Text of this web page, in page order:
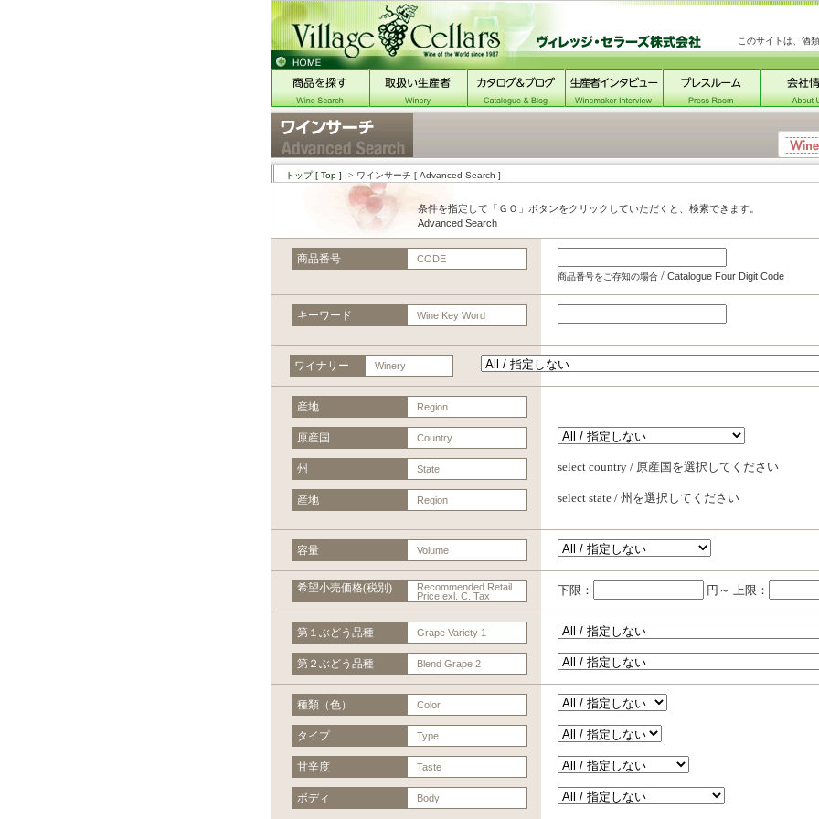
このサイトは、酒
トップ[ Top ] > ワインサーチ [ Advanced Search ]
条件を指定して「ＧＯ」ボタンをクリックしていただくと、検索できます。
Advanced Search
商品番号 CODE
商品番号をご存知の場合 / Catalogue Four Digit Code
キーワード Wine Key Word
ワイナリー Winery
産地 Region
原産国 Country
州 State select country / 原産国を選択してください
産地 Region select state / 州を選択してください
容量 Volume
希望小売価格(税別)
Recommended Retail
Price exl. C. Tax
下限： 円～ 上限：
第１ぶどう品種 Grape Variety 1
第２ぶどう品種 Blend Grape 2
種類（色） Color
タイプ Type
甘辛度 Taste
ボディ Body